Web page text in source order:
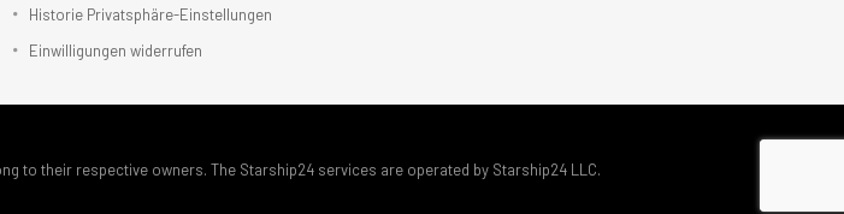
Historie Privatsphäre-Einstellungen
Einwilligungen widerrufen
to their respective owners. The Starship24 services are operated by Starship24 LLC.